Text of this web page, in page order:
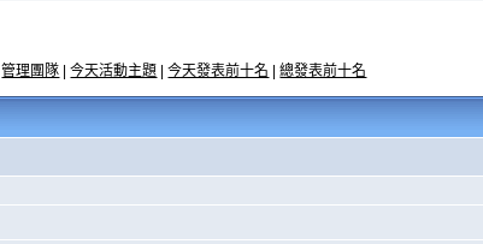
管理團隊 |今天活動主題 |今天發表前十名 |總發表前十名